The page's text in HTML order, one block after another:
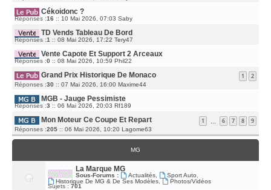
S
A
G
E
E
I
E
M
E
S
G
E
Cékoidonc ?
Réponses :16 :: 10 Mai 2026, 07:03 D
E
N
I
E
M
E
S
A
G
Saby
TD Vends Tableau De Bord
Réponses :1 :: 08 Mai 2026, 17:22 D
E
N
I
E
M
E
S
S
G
E
Tery47
Vente Capote Et Support 2 Arceaux
Réponses :0 :: 08 Mai 2026, 10:59 D
E
N
I
E
E
S
S
G
E
Phil22
Grand Prix Historique De Monaco 1 2
Réponses :30 :: 07 Mai 2026, 16:00 D
E
N
I
E
M
E
S
S
A
Maxime44
MGB - Jauge Pessimiste
Réponses :3 :: 06 Mai 2026, 20:03 D
E
N
I
E
R
M
G
E
Rf189
Mon Moteur Ce Coupe Et Repart 1 6 7 8 9
Réponses :205 :: 06 Mai 2026, 10:20 D
E
R
M
E
S
S
A
Lagome63
MG
La Marque MG
Sous-Forums : Actualités, Sport Auto
Historique De MG & De Ses Modèles, Photos/Vidéos
Sujets : 701